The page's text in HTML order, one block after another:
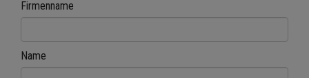
Firmenname
Name